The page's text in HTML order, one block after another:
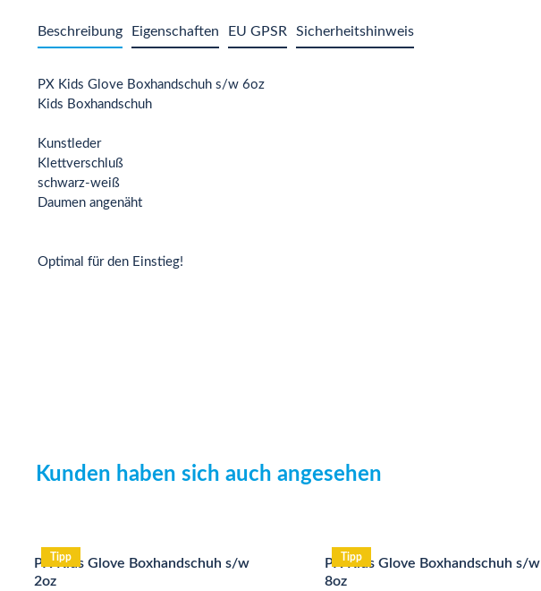
Beschreibung Eigenschaften EU GPSR Sicherheitshinweis
PX Kids Glove Boxhandschuh s/w 6oz
Kids Boxhandschuh
Kunstleder
Klettverschluß
schwarz-weiß
Daumen angenäht
Optimal für den Einstieg!
Kunden haben sich auch angesehen
Tipp
PX Kids Glove Boxhandschuh s/w
2oz
Tipp
PX Kids Glove Boxhandschuh s/w
8oz